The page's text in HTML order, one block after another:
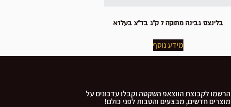
בלינצס גבינה מתוקה 7 ק"ג בד"צ בעלזא
מידע נוסף
הרשמו לקבוצת הווצאפ השקטה וקבלו עדכונים על
מוצרים חדשים, מבצעים והטבות לפני כולם!